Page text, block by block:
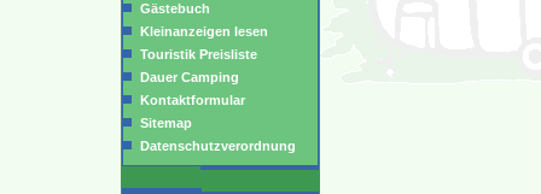
Gästebuch
Kleinanzeigen lesen
Touristik Preisliste
Dauer Camping
Kontaktformular
Sitemap
Datenschutzverordnung